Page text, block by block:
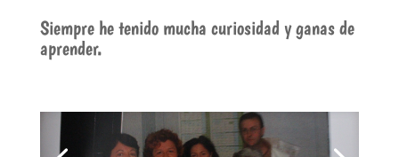
Siempre he tenido mucha curiosidad y ganas de
aprender.